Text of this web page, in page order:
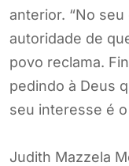
anterior. “No
autoridade de
povo reclama.
pedindo à Deus
seu interesse é
Judith Mazzela